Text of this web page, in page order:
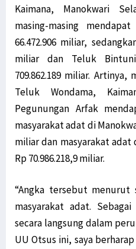
Kaimana, Manokwari
masing-masing
66.472.906 miliar,
miliar dan Teluk
709.862.189 miliar.
Teluk Wondama,
Pegunungan Arfak
masyarakat adat di
miliar dan masyarakat
Rp 70.986.218,9 miliar.
“Angka tersebut menurut
masyarakat adat.
secara langsung dalam
UU Otsus ini, saya